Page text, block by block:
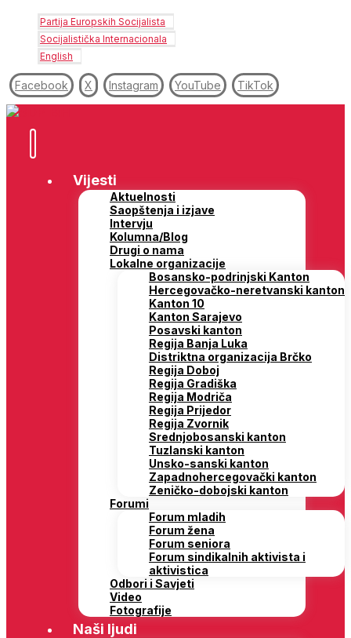
Partija Europskih Socijalista
Socijalistička Internacionala
English
Facebook X Instagram YouTube TikTok
Vijesti
Aktuelnosti
Saopštenja i izjave
Intervju
Kolumna/Blog
Drugi o nama
Lokalne organizacije
Bosansko-podrinjski Kanton
Hercegovačko-neretvanski kanton
Kanton 10
Kanton Sarajevo
Posavski kanton
Regija Banja Luka
Distriktna organizacija Brčko
Regija Doboj
Regija Gradiška
Regija Modriča
Regija Prijedor
Regija Zvornik
Srednjobosanski kanton
Tuzlanski kanton
Unsko-sanski kanton
Zapadnohercegovački kanton
Zeničko-dobojski kanton
Forumi
Forum mladih
Forum žena
Forum seniora
Forum sindikalnih aktivista i
aktivistica
Odbori i Savjeti
Video
Fotografije
Naši ljudi